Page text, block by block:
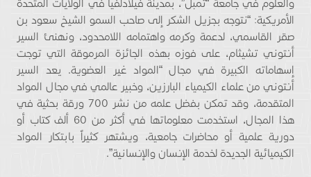
الأمريكية: “نتوجه بجزيل الشكر إلى صاحب السمو الشيخ سعود بن
صقر القاسمي، لدعمة وكرمه واهتمامه اللامحدود، ونهنئ السير
أنتوني تشيثام، على فوزه بهذه الجائزة المرموقة التي توجت
إسهاماته الكبيرة في مجال “المواد غير العضوية. يعد السير
أنتوني من علماء الكيمياء البارزين، وخبير عالمي في مجال المواد
المتقدمة، وقد تمكن بفضل علمه من نشر 700 ورقة بحثية في
هذا المجال، استخدمت معلوماتها في أكثر من 60 ألف كتاب أو
دورية علمية أو محاضرات جامعية، ويشتهر كثيراً بابتكار المواد
الكيميائية الجديدة لخدمة الإنسان والإنسانية”.